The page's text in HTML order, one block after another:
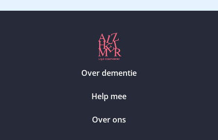
Over dementie
Help mee
Over ons